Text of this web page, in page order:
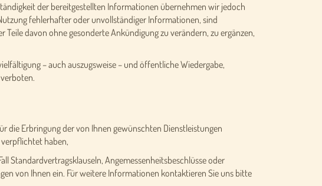
der bereitgestellten Informationen übernehmen wir jedoch
fehlerhafter oder unvollständiger Informationen, sind
davon ohne gesonderte Ankündigung zu verändern, zu ergänzen,
– auch auszugsweise – und öffentliche Wiedergabe,
die Erbringung der von Ihnen gewünschten Dienstleistungen
haben,
Standardvertragsklauseln, Angemessenheitsbeschlüsse oder
von Ihnen ein. Für weitere Informationen kontaktieren Sie uns bitte